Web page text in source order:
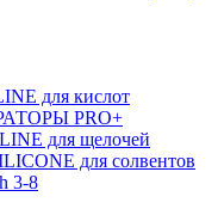
для кислот
PRO+
для щелочей
для солвентов
3-8